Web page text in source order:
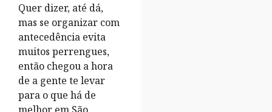
Quer dizer, até dá,
mas se organizar com
antecedência evita
muitos perrengues,
então chegou a hora
de a gente te levar
para o que há de
melhor em São